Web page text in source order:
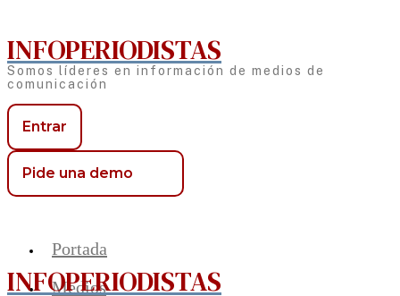
INFOPERIODISTAS
Somos líderes en información de medios de
comunicación
Entrar
Pide una demo
Portada
Medios
INFOPERIODISTAS